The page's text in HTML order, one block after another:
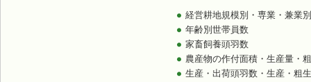
経営耕地規模別・専業・兼業
年齢別世帯員数
家畜飼養頭羽数
農産物の作付面積・生産量・
生産・出荷頭羽数・生産・粗